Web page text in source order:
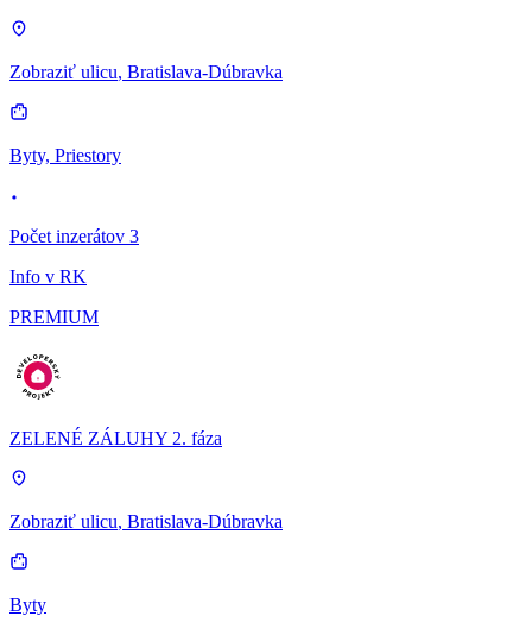
Zobraziť ulicu, Bratislava-Dúbravka
Byty, Priestory
Počet inzerátov 3
Info v RK
PREMIUM
ZELENÉ ZÁLUHY 2. fáza
Zobraziť ulicu, Bratislava-Dúbravka
Byty